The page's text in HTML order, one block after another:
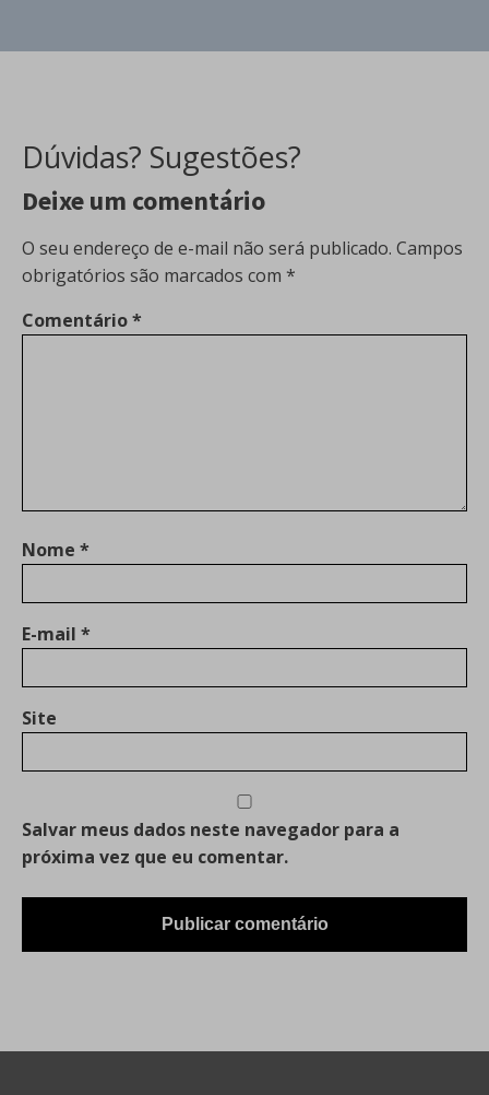
Dúvidas? Sugestões?
Deixe um comentário
O seu endereço de e-mail não será publicado. Campos
obrigatórios são marcados com *
Comentário*
Nome *
E-mail *
Site
Salvar meus dados neste navegador para a
próxima vez que eu comentar.